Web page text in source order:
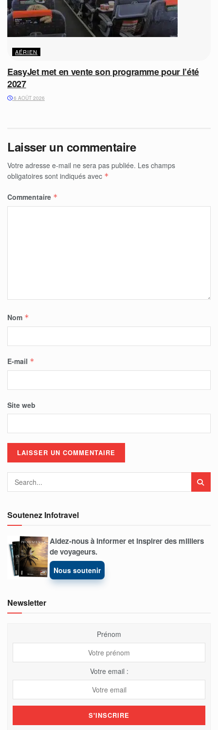
AÉRIEN
EasyJet met en vente son programme pour l’été
2027
6 AOÛT 2026
Laisser un commentaire
Votre adresse e-mail ne sera pas publiée. Les champs
obligatoires sont indiqués avec *
Commentaire *
Nom *
E-mail *
Site web
Soutenez Infotravel
Aidez-nous à informer et inspirer des milliers
de voyageurs.
Nous soutenir
Newsletter
Prénom
Votre email :